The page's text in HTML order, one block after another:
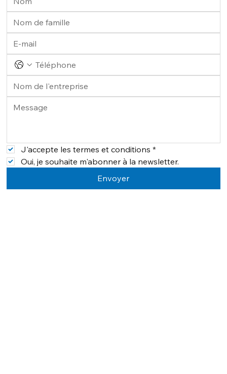
J'accepte les termes et conditions *
Oui, je souhaite m'abonner à la newsletter.
Envoyer